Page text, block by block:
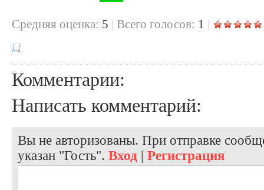
Cредняя оценка: 5 | Всего голосов: 1 |
Комментарии:
Написать комментарий:
Вы не авторизованы. При отправке
указан "Гость". Вход | Регистрация